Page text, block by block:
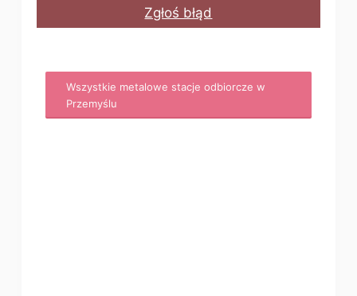
Zgłoś błąd
Wszystkie metalowe stacje odbiorcze w
Przemyślu